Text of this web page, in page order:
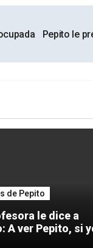
Pepito le
de Pepito
le dice a